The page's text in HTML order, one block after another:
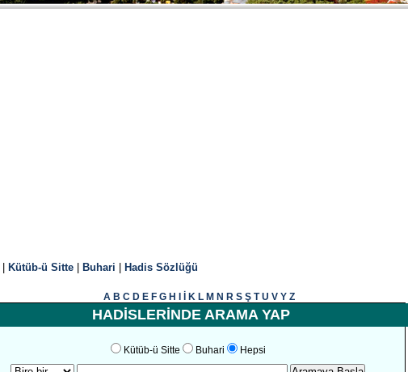
Kütüb-ü Sitte Buhari Hadis Sözlüğü
A B C D E F G H K L M N R S Ş T U V Y Z
HADİSLERİNDE ARAMA YAP
Kütüb-ü Sitte Buhari Hepsi